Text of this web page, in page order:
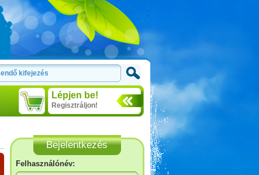
Lépjen be!
Regisztráljon!
Bejelentkezés
Felhasználónév: